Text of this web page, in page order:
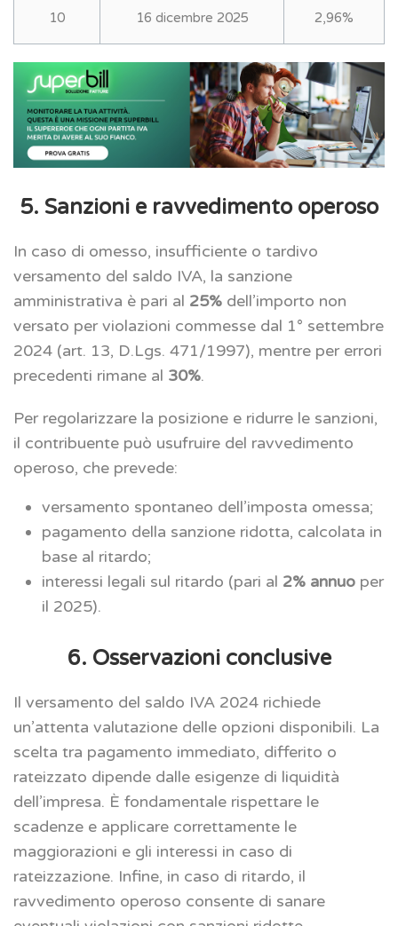
10 16 dicembre 2025 2,96%
5. Sanzioni e ravvedimento operoso
In caso di omesso, insufficiente o tardivo
versamento del saldo IVA, la sanzione
amministrativa è pari al 25% dell’importo non
versato per violazioni commesse dal 1° settembre
2024 (art. 13, D.Lgs. 471/1997), mentre per errori
precedenti rimane al 30%.
Per regolarizzare la posizione e ridurre le sanzioni,
il contribuente può usufruire del ravvedimento
operoso, che prevede:
versamento spontaneo dell’imposta omessa;
pagamento della sanzione ridotta, calcolata in
base al ritardo;
interessi legali sul ritardo (pari al 2% annuo per
il 2025).
6. Osservazioni conclusive
Il versamento del saldo IVA 2024 richiede
un’attenta valutazione delle opzioni disponibili. La
scelta tra pagamento immediato, differito o
rateizzato dipende dalle esigenze di liquidità
dell’impresa. È fondamentale rispettare le
scadenze e applicare correttamente le
maggiorazioni e gli interessi in caso di
rateizzazione. Infine, in caso di ritardo, il
ravvedimento operoso consente di sanare